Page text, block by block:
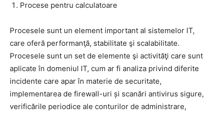
Procese pentru calculatoare
Procesele sunt un element important al sistemelor IT,
care oferă performanţă, stabilitate şi scalabilitate.
Procesele sunt un set de elemente şi activităţi care sunt
aplicate în domeniul IT, cum ar fi analiza privind diferite
incidente care apar în materie de securitate,
implementarea de firewall-uri și scanări antivirus sigure,
verificările periodice ale conturilor de administrare,